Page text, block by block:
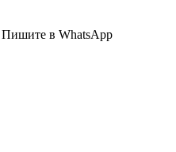
Пишите в WhatsApp